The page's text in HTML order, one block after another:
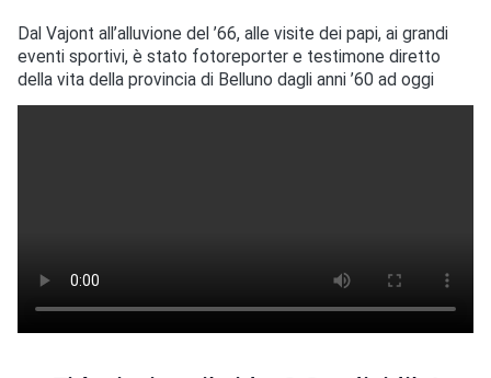
Dal Vajont all’alluvione del ’66, alle visite dei papi, ai grandi
eventi sportivi, è stato fotoreporter e testimone diretto
della vita della provincia di Belluno dagli anni ’60 ad oggi